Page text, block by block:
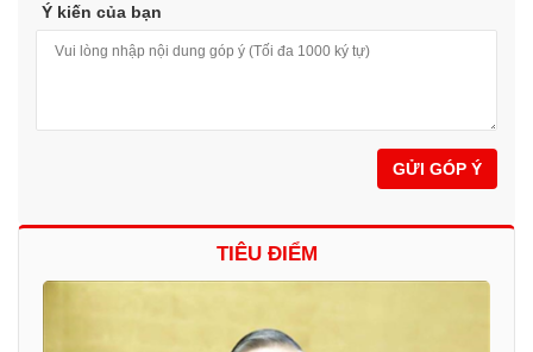
Ý kiến của bạn
GỬI GÓP Ý
TIÊU ĐIỂM